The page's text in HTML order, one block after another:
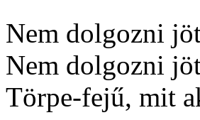
Nem dolgozni
Nem dolgozni
Törpe-fejű, mit